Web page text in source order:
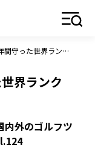
D・ジョンソンが7年間守った世界ランクTOP10。これって歴代何位!?
界ランク
内外のゴルフツ